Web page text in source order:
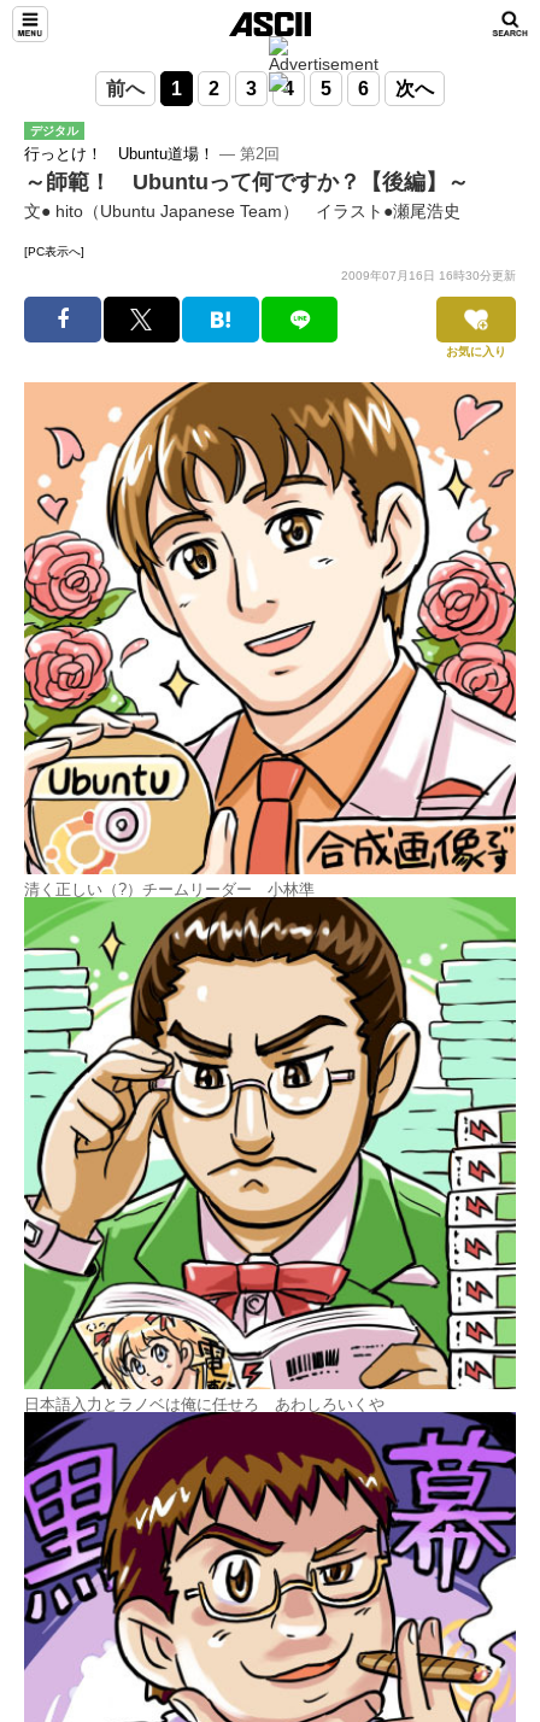
前へ 1 2 3 4 5 6 次へ
デジタル
行っとけ！ Ubuntu道場！ ― 第2回
～師範！ Ubuntuって何ですか？【後編】～
文● hito（Ubuntu Japanese Team） イラスト●瀬尾浩史
[PC表示へ]
2009年07月16日 16時30分更新
お気に入り
清く正しい（?）チームリーダー 小林準
日本語入力とラノベは俺に任せろ あわしろいくや